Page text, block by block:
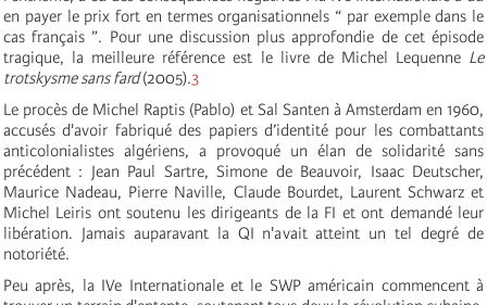
en payer le prix fort en termes organisationnels “ par exemple dans le
cas français ”. Pour une discussion plus approfondie de cet épisode
tragique, la meilleure référence est le livre de Michel Lequenne Le
trotskysme sans fard(2005).3
Le procès de Michel Raptis (Pablo) et Sal Santen à Amsterdam en 1960,
accusés d'avoir fabriqué des papiers d’identité pour les combattants
anticolonialistes algériens, a provoqué un élan de solidarité sans
précédent : Jean Paul Sartre, Simone de Beauvoir, Isaac Deutscher,
Maurice Nadeau, Pierre Naville, Claude Bourdet, Laurent Schwarz et
Michel Leiris ont soutenu les dirigeants de la FI et ont demandé leur
libération. Jamais auparavant la QI n'avait atteint un tel degré de
notoriété.
Peu après, la IVe Internationaleet le SWP américain commencent à